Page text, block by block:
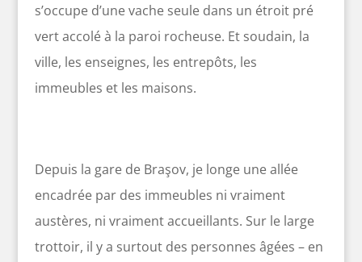
s’occupe d’une vache seule dans un étroit pré
vert accolé à la paroi rocheuse. Et soudain, la
ville, les enseignes, les entrepôts, les
immeubles et les maisons.
Depuis la gare de Braşov, je longe une allée
encadrée par des immeubles ni vraiment
austères, ni vraiment accueillants. Sur le large
trottoir, il y a surtout des personnes âgées – en